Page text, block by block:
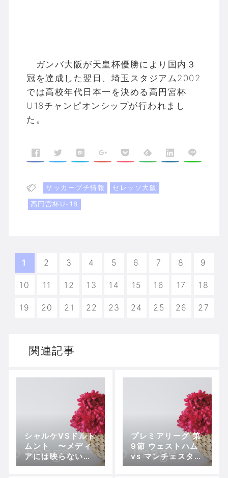
ガンバ大阪が天皇杯優勝により国内３
冠を達成した翌日、埼玉スタジアム2002
では高校年代日本一を決める高円宮杯
U18チャンピオンシップが行われまし
た。
サッカープチ情報
セレッソ大阪
高円宮杯U-18
1 2 3 4 5 6 7 8 9
10 11 12 13 14 15 16 17 18
19 20 21 22 23 24 25 26 27
関連記事
シャルケVSドルト
ムント 〜メディ
アには映らない香
川の姿〜
プレミアリーグ 第
9節 ウェストハム
vs マンチェスター
シティ